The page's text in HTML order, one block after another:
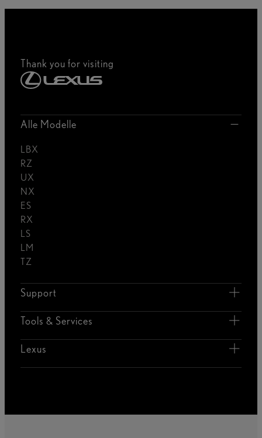
Thank you for visiting
Alle Modelle
LBX
RZ
UX
NX
ES
RX
LS
LM
TZ
Support
Tools & Services
Lexus